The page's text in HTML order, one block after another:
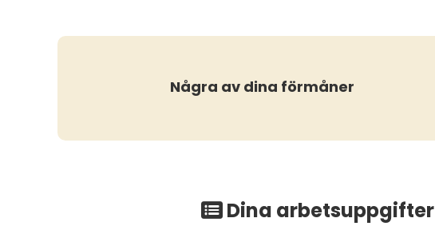
Några av dina förmåner
Dina arbetsuppgifter